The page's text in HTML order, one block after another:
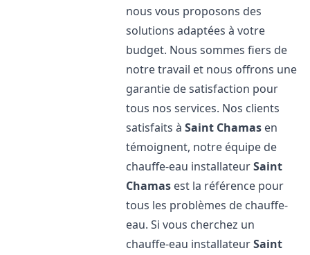
nous vous proposons des
solutions adaptées à votre
budget. Nous sommes fiers de
notre travail et nous offrons une
garantie de satisfaction pour
tous nos services. Nos clients
satisfaits àSaint Chamas en
témoignent, notre équipe de
chauffe-eau installateurSaint
Chamas est la référence pour
tous les problèmes de chauffe-
eau. Si vous cherchez un
chauffe-eau installateurSaint